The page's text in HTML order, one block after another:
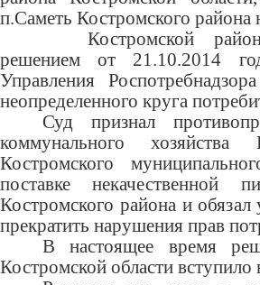
п.Саметь Костромского района
Костромской районный
решением от 21.10.2014
Управления
неопределенного круга
Суд признал
коммунального хозяйства
Костромского
поставке некачественной
Костромского района и
прекратить нарушения прав
В настоящее время
Костромской области вступило